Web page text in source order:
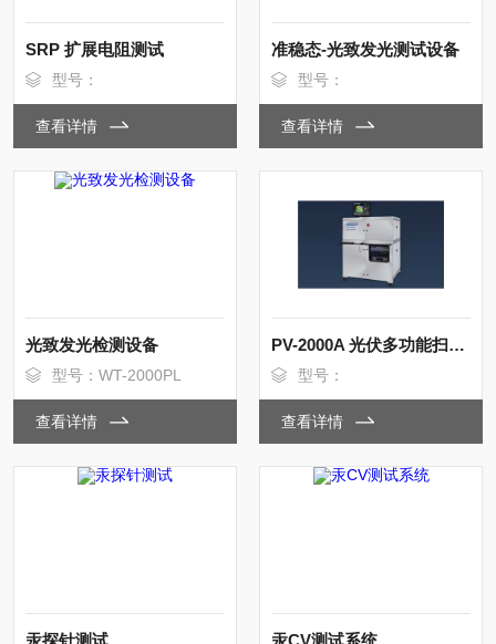
SRP 扩展电阻测试
型号：
查看详情
准稳态-光致发光测试设备
型号：
查看详情
光致发光检测设备
型号：WT-2000PL
查看详情
PV-2000A 光伏多功能扫描系统
型号：
查看详情
汞探针测试 汞CV测试系统